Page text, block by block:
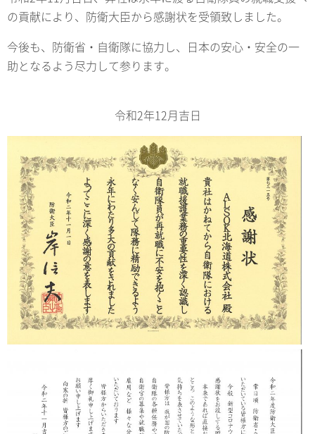
の貢献により、防衛大臣から感謝状を受領致しました。
今後も、防衛省・自衛隊に協力し、日本の安心・安全の一
助となるよう尽力して参ります。
令和2年12月吉日